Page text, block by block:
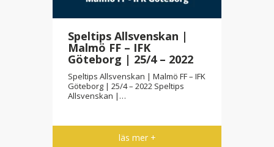
Speltips Allsvenskan |
Malmö FF – IFK
Göteborg | 25/4 – 2022
Speltips Allsvenskan | Malmö FF – IFK
Göteborg | 25/4 – 2022 Speltips
Allsvenskan |…
läs mer +